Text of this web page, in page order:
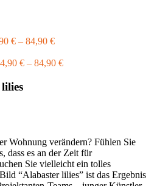
€ – 84,90 €
€ – 84,90 €
Wohnung verändern? Fühlen Sie
dass es an der Zeit für
Sie vielleicht ein tolles
“Alabaster lilies” ist das Ergebnis